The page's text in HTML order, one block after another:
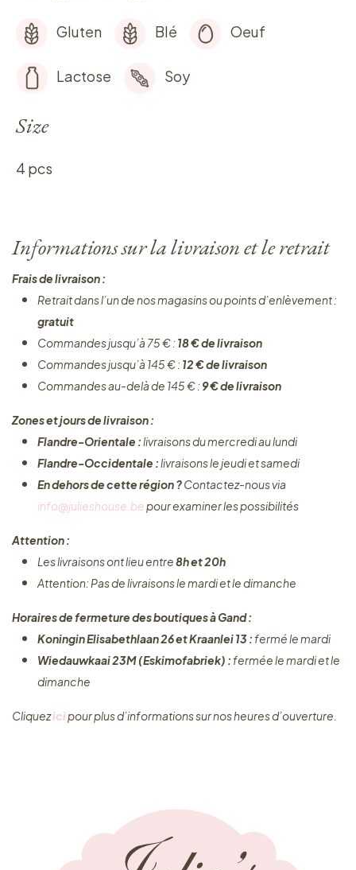
Gluten Blé Oeuf
Lactose Soy
Size
4 pcs
Informations sur la livraison et le retrait
Frais de livraison :
Retrait dans l’un de nos magasins ou points d’enlèvement :
gratuit
Commandes jusqu’à 75 € : 18 € de livraison
Commandes jusqu’à 145 € : 12 € de livraison
Commandes au-delà de 145 € : 9 € de livraison
Zones et jours de livraison :
Flandre-Orientale :livraisons du mercredi au lundi
Flandre-Occidentale :livraisons le jeudi et samedi
En dehors de cette région ?Contactez-nous via
info@julieshouse.bepour examiner les possibilités
Attention :
Les livraisons ont lieu entre8h et 20h
Attention: Pas de livraisons le mardi et le dimanche
Horaires de fermeture des boutiques à Gand :
Koningin Elisabethlaan 26 et Kraanlei 13 :fermé le mardi
Wiedauwkaai 23M (Eskimofabriek) :fermée le mardi et le
dimanche
Cliquez ​icipour plus d’informations sur nos heures d’ouverture.